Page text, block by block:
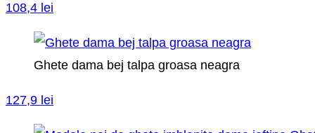
108,4 lei
Ghete dama bej talpa groasa neagra
127,9 lei